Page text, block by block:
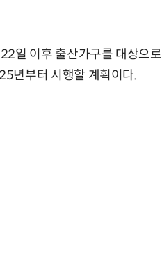
일 이후 출산가구를 대상으로
년부터 시행할 계획이다.